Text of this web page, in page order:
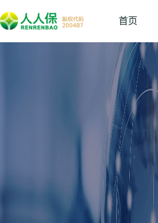
首页